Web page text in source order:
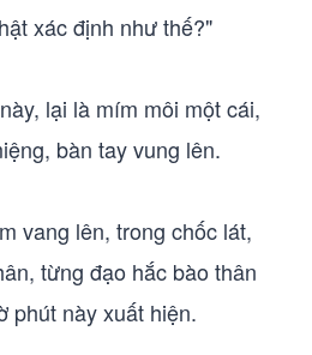
xác định như thế?"
lại là mím môi một cái,
bàn tay vung lên.
vang lên, trong chốc lát,
từng đạo hắc bào thân
phút này xuất hiện.